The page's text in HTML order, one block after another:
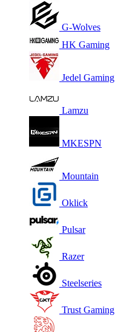
G-Wolves
HK Gaming
Jedel Gaming
Lamzu
MKESPN
Mountain
Oklick
Pulsar
Razer
Steelseries
Trust Gaming